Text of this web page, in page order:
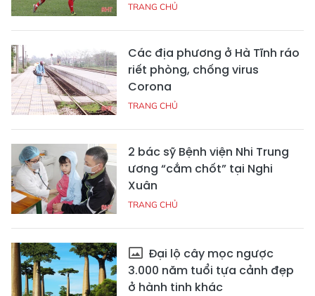
TRANG CHỦ
Các địa phương ở Hà Tĩnh ráo
riết phòng, chống virus
Corona
TRANG CHỦ
2 bác sỹ Bệnh viện Nhi Trung
ương “cắm chốt” tại Nghi
Xuân
TRANG CHỦ
Đại lộ cây mọc ngược
3.000 năm tuổi tựa cảnh đẹp
ở hành tinh khác